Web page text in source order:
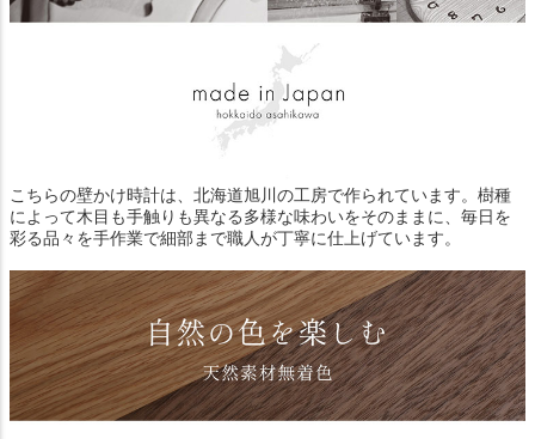
こちらの壁かけ時計は、北海道旭川の工房で作られています。樹種
によって木目も手触りも異なる多様な味わいをそのままに、毎日を
彩る品々を手作業で細部まで職人が丁寧に仕上げています。